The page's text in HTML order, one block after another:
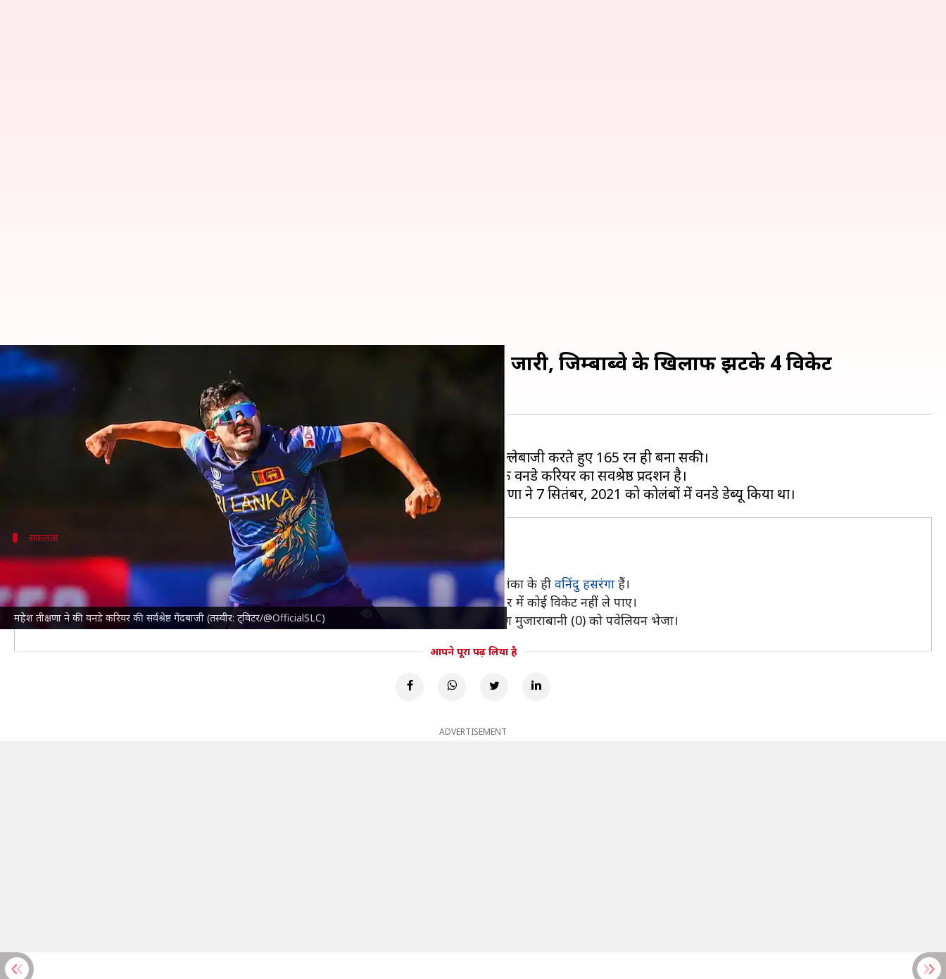
महेश तीक्षणा ने की वनडे करियर की सर्वश्रेष्ठ गेंदबाजी (तस्वीर: ट्विटर/@OfficialSLC)
विश्व कप क्वालीफायर्स 2023: महेश तीक्षणा का शानदार प्रदर्शन जारी, जिम्बाब्वे के खिलाफ झटके 4 विकेट
लेखन रजत गुप्ता
विश्व कप क्वालीफायर्स 2023 में सुपर-6 के चौथे मैच मेंजिम्बाब्वे क्रिकेट टीमटॉस हारकर पहले बल्लेबाजी करते हुए 165 रन ही बना सकी।
महेश तीक्षणाने 8.2 ओवर में 25 देकर 4 विकेट लिए। यह तीक्षणा के वनडे करियर का सर्वश्रेष्ठ प्रदर्शन है।
सफलता
दूसरे सबसे ज्यादा विकेट लेने वाले गेंदबाज हैं तीक्षणा
तीक्षणा 6 क्वालीफायर्स मुकाबलों में 14.69 की औसत से 13 विकेट चटका चुके हैं। इस सूची में शीर्ष पर श्रीलंका के ही वनिंदु हसरंगा हैं।
हसरंगा ने 6 मुकाबलों में अब तक 12.45 की औसत से 20 विकेट लिए हैं। जिम्बाब्वे के खिलाफ वह 7 ओवर में कोई विकेट नहीं ले पाए।
इसी तरह तीक्षणा ने सीन विलियम्स (57 गेंद, 56 रन), रियान बर्ल (16 रन), ल्यूक जोंगवे (10 रन) और ब्लेसिंग मुजाराबानी (0) को पवेलियन भेजा।
आपने पूरा पढ़ लिया है
ADVERTISEMENT